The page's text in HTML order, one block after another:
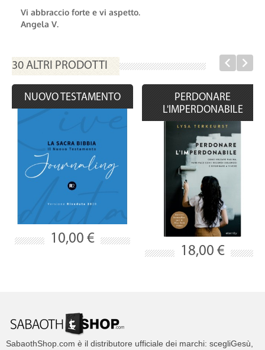
Vi abbraccio forte e vi aspetto.
Angela V.
30 ALTRI PRODOTTI
NUOVO TESTAMENTO
10,00 €
PERDONARE
L'IMPERDONABILE
18,00 €
SabaothShop.com è il distributore ufficiale dei marchi: scegliGesù,